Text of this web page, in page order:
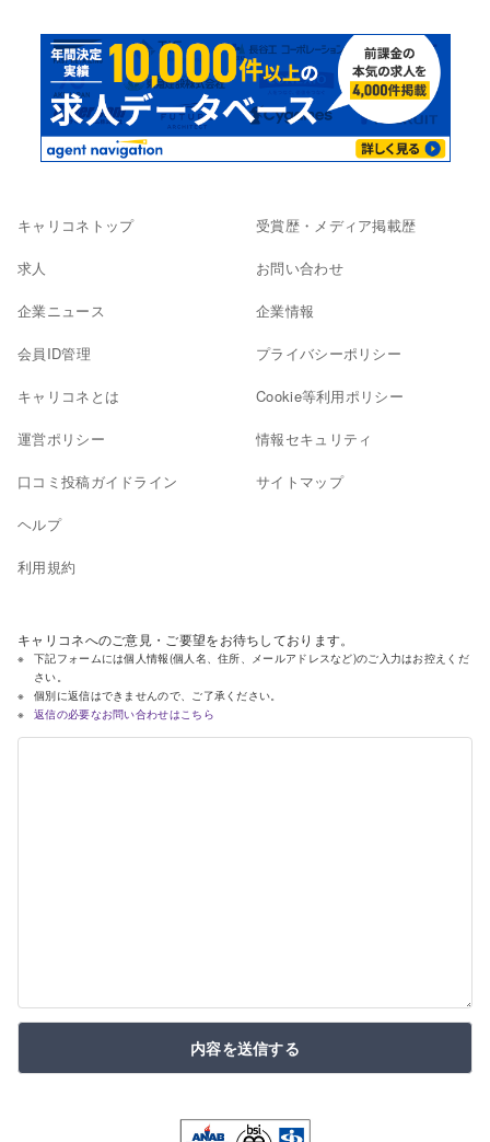
キャリコネトップ
求人
企業ニュース
会員ID管理
キャリコネとは
運営ポリシー
口コミ投稿ガイドライン
ヘルプ
利用規約
受賞歴・メディア掲載歴
お問い合わせ
企業情報
プライバシーポリシー
Cookie等利用ポリシー
情報セキュリティ
サイトマップ
キャリコネへのご意見・ご要望をお待ちしております。
下記フォームには個人情報(個人名、住所、メールアドレスなど)のご入力はお控えくだ
さい。
個別に返信はできませんので、ご了承ください。
返信の必要なお問い合わせはこちら
内容を送信する